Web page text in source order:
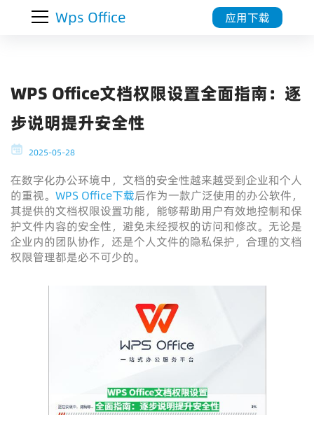
Wps Office 应用下载
WPS Office文档权限设置全面指南：逐
步说明提升安全性
2025-05-28
在数字化办公环境中，文档的安全性越来越受到企业和个人
的重视。 WPS Office下载后作为一款广泛使用的办公软件，
其提供的文档权限设置功能，能够帮助用户有效地控制和保
护文件内容的安全性，避免未经授权的访问和修改。无论是
企业内的团队协作，还是个人文件的隐私保护，合理的文档
权限管理都是必不可少的。